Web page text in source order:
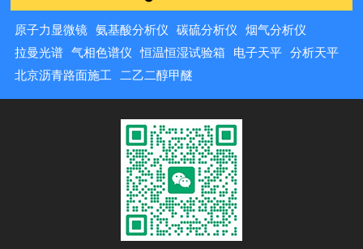
原子力显微镜 氨基酸分析仪 碳硫分析仪
烟气分析仪
拉曼光谱
气相色谱仪 恒温恒湿试验箱 电子天平
分析天平
北京沥青路面施工
二乙二醇甲醚